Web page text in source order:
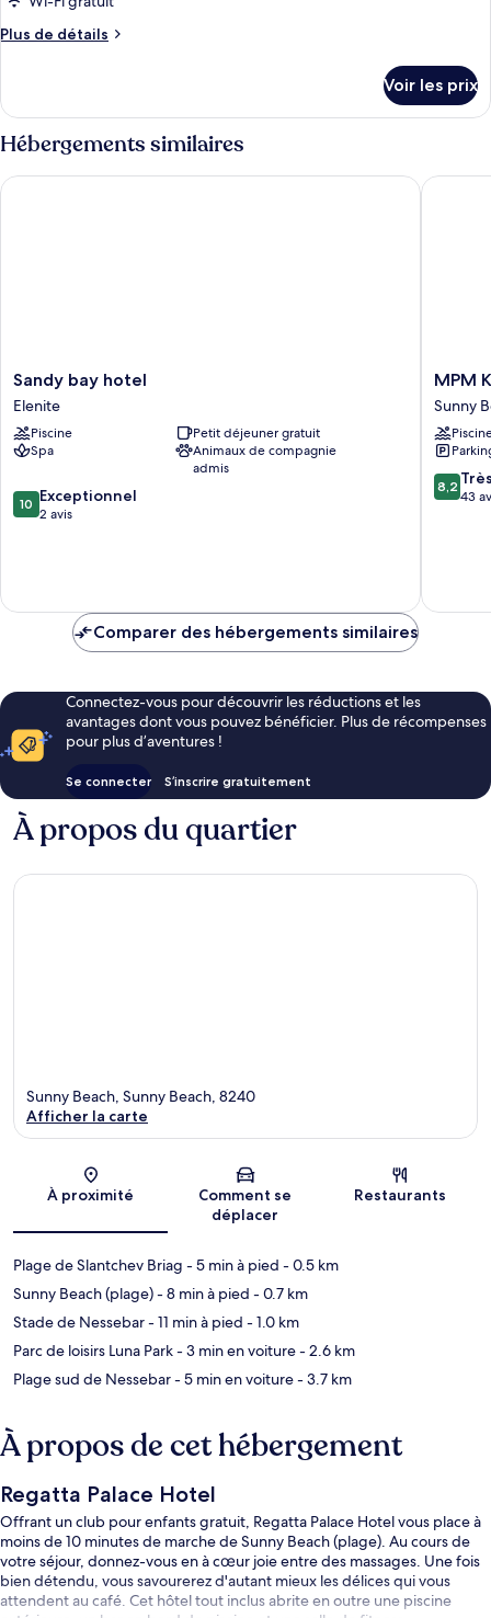
Plus de détails
Plus
le
type
de
Chambre
Voir les prix
Hébergements similaires
Sandy
bay
hotel
Elenite
Sandy bay hotel
Elenite
Piscine
Petit déjeuner gratuit
Spa
Animaux de compagnie
admis
10.0
sur
10 Exceptionnel
2 avis
Sandy bay hotel
MPM
Kalina
Garden
Hotel
Sunny
Beach
MPM
Sunny
8.2
sur
8,2
43
MPM
Comparer des hébergements similaires
Connectez-vous pour découvrir les réductions et les
avantages dont vous pouvez bénéficier. Plus de récompenses
pour plus d’aventures !
Se connecter S’inscrire gratuitement
À propos du quartier
Carte
Sunny Beach, Sunny Beach, 8240
Afficher la carte
À proximité
Comment se
déplacer
Restaurants
Plage de Slantchev Briag - 5 min à pied - 0.5 km
Sunny Beach (plage)- 8 min à pied - 0.7 km
Stade de Nessebar- 11 min à pied - 1.0 km
Parc de loisirs Luna Park- 3 min en voiture- 2.6 km
Plage sud de Nessebar- 5 min en voiture- 3.7 km
À propos de cet hébergement
Regatta Palace Hotel
Offrant un club pour enfants gratuit, Regatta Palace Hotel vous place à
moins de 10 minutes de marche de Sunny Beach (plage). Au cours de
votre séjour, donnez-vous en à cœur joie entre des massages. Une fois
bien détendu, vous savourerez d'autant mieux les délices qui vous
attendent au café. Cet hôtel tout inclus abrite en outre une piscine